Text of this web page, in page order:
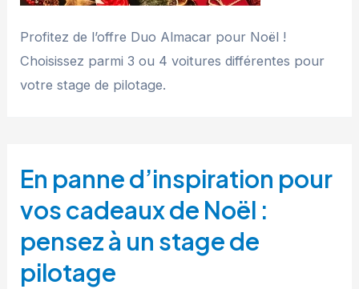
Profitez de l’offre Duo Almacar pour Noël !
Choisissez parmi 3 ou 4 voitures différentes pour
votre stage de pilotage.
En panne d’inspiration pour
vos cadeaux de Noël :
pensez à un stage de
pilotage